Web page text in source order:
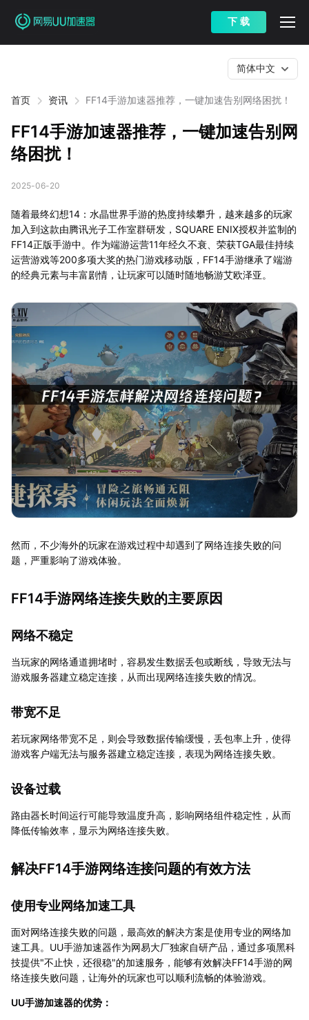
下 载
首页 资讯 FF14手游加速器推荐，一键加速告别网络困扰！
简体中文
FF14手游加速器推荐，一键加速告别网
络困扰！
2025-06-20
随着最终幻想14：水晶世界手游的热度持续攀升，越来越多的玩家
加入到这款由腾讯光子工作室群研发，SQUARE ENIX授权并监制的
FF14正版手游中。作为端游运营11年经久不衰、荣获TGA最佳持续
运营游戏等200多项大奖的热门游戏移动版，FF14手游继承了端游
的经典元素与丰富剧情，让玩家可以随时随地畅游艾欧泽亚。
然而，不少海外的玩家在游戏过程中却遇到了网络连接失败的问
题，严重影响了游戏体验。
FF14手游网络连接失败的主要原因
网络不稳定
当玩家的网络通道拥堵时，容易发生数据丢包或断线，导致无法与
游戏服务器建立稳定连接，从而出现网络连接失败的情况。
带宽不足
若玩家网络带宽不足，则会导致数据传输缓慢，丢包率上升，使得
游戏客户端无法与服务器建立稳定连接，表现为网络连接失败。
设备过载
路由器长时间运行可能导致温度升高，影响网络组件稳定性，从而
降低传输效率，显示为网络连接失败。
解决FF14手游网络连接问题的有效方法
使用专业网络加速工具
面对网络连接失败的问题，最高效的解决方案是使用专业的网络加
速工具。UU手游加速器作为网易大厂独家自研产品，通过多项黑科
技提供"不止快，还很稳"的加速服务，能够有效解决FF14手游的网
络连接失败问题，让海外的玩家也可以顺利流畅的体验游戏。
UU手游加速器的优势：